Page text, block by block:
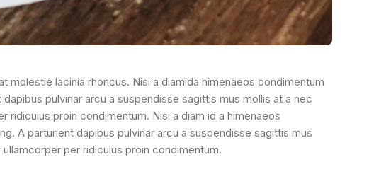
molestie lacinia rhoncus. Nisi a diamida himenaeos condimentum
pulvinar arcu a suspendisse sagittis mus mollis at a nec
proin condimentum. Nisi a diam id a himenaeos
A parturient dapibus pulvinar arcu a suspendisse sagittis mus
per ridiculus proin condimentum.